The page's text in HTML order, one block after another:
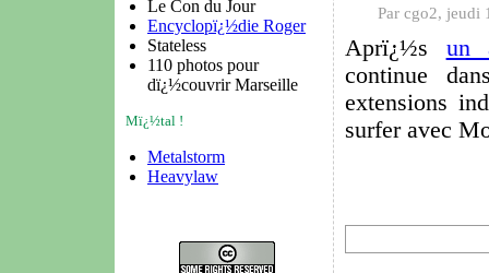
Le Con du Jour
Encyclopï¿½die Roger
Stateless
110 photos pour
dï¿½couvrir Marseille
Mï¿½tal !
Metalstorm
Heavylaw
Par cgo2, jeudi
Aprï¿½s un
continue
extensions
surfer avec